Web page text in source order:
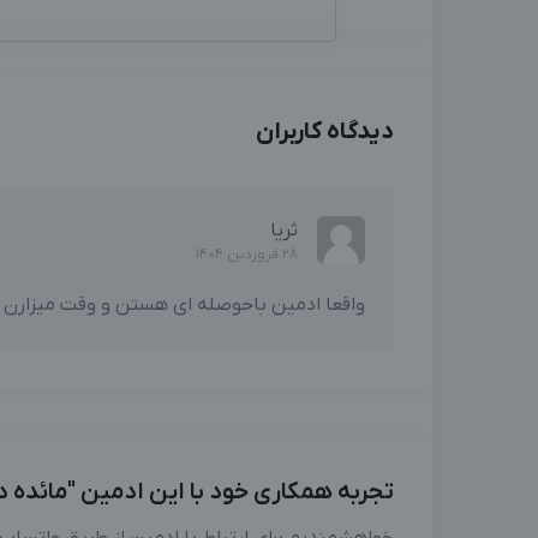
دیدگاه کاربران
ثریا
28 فروردین 1404
واقعا ادمین باحوصله ای هستن و وقت میزارن
تجربه همکاری خود با این ادمین